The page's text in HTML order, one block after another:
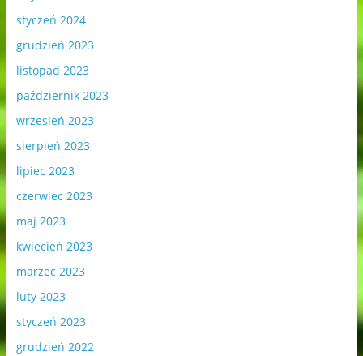
styczeń 2024
grudzień 2023
listopad 2023
październik 2023
wrzesień 2023
sierpień 2023
lipiec 2023
czerwiec 2023
maj 2023
kwiecień 2023
marzec 2023
luty 2023
styczeń 2023
grudzień 2022